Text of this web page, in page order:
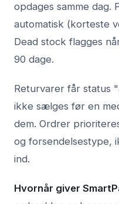
opdages samme dag.
automatisk (korteste
Dead stock flagges
90 dage.
Returvarer får status
ikke sælges før en
dem. Ordrer
og forsendelsestype,
ind.
Hvornår giver